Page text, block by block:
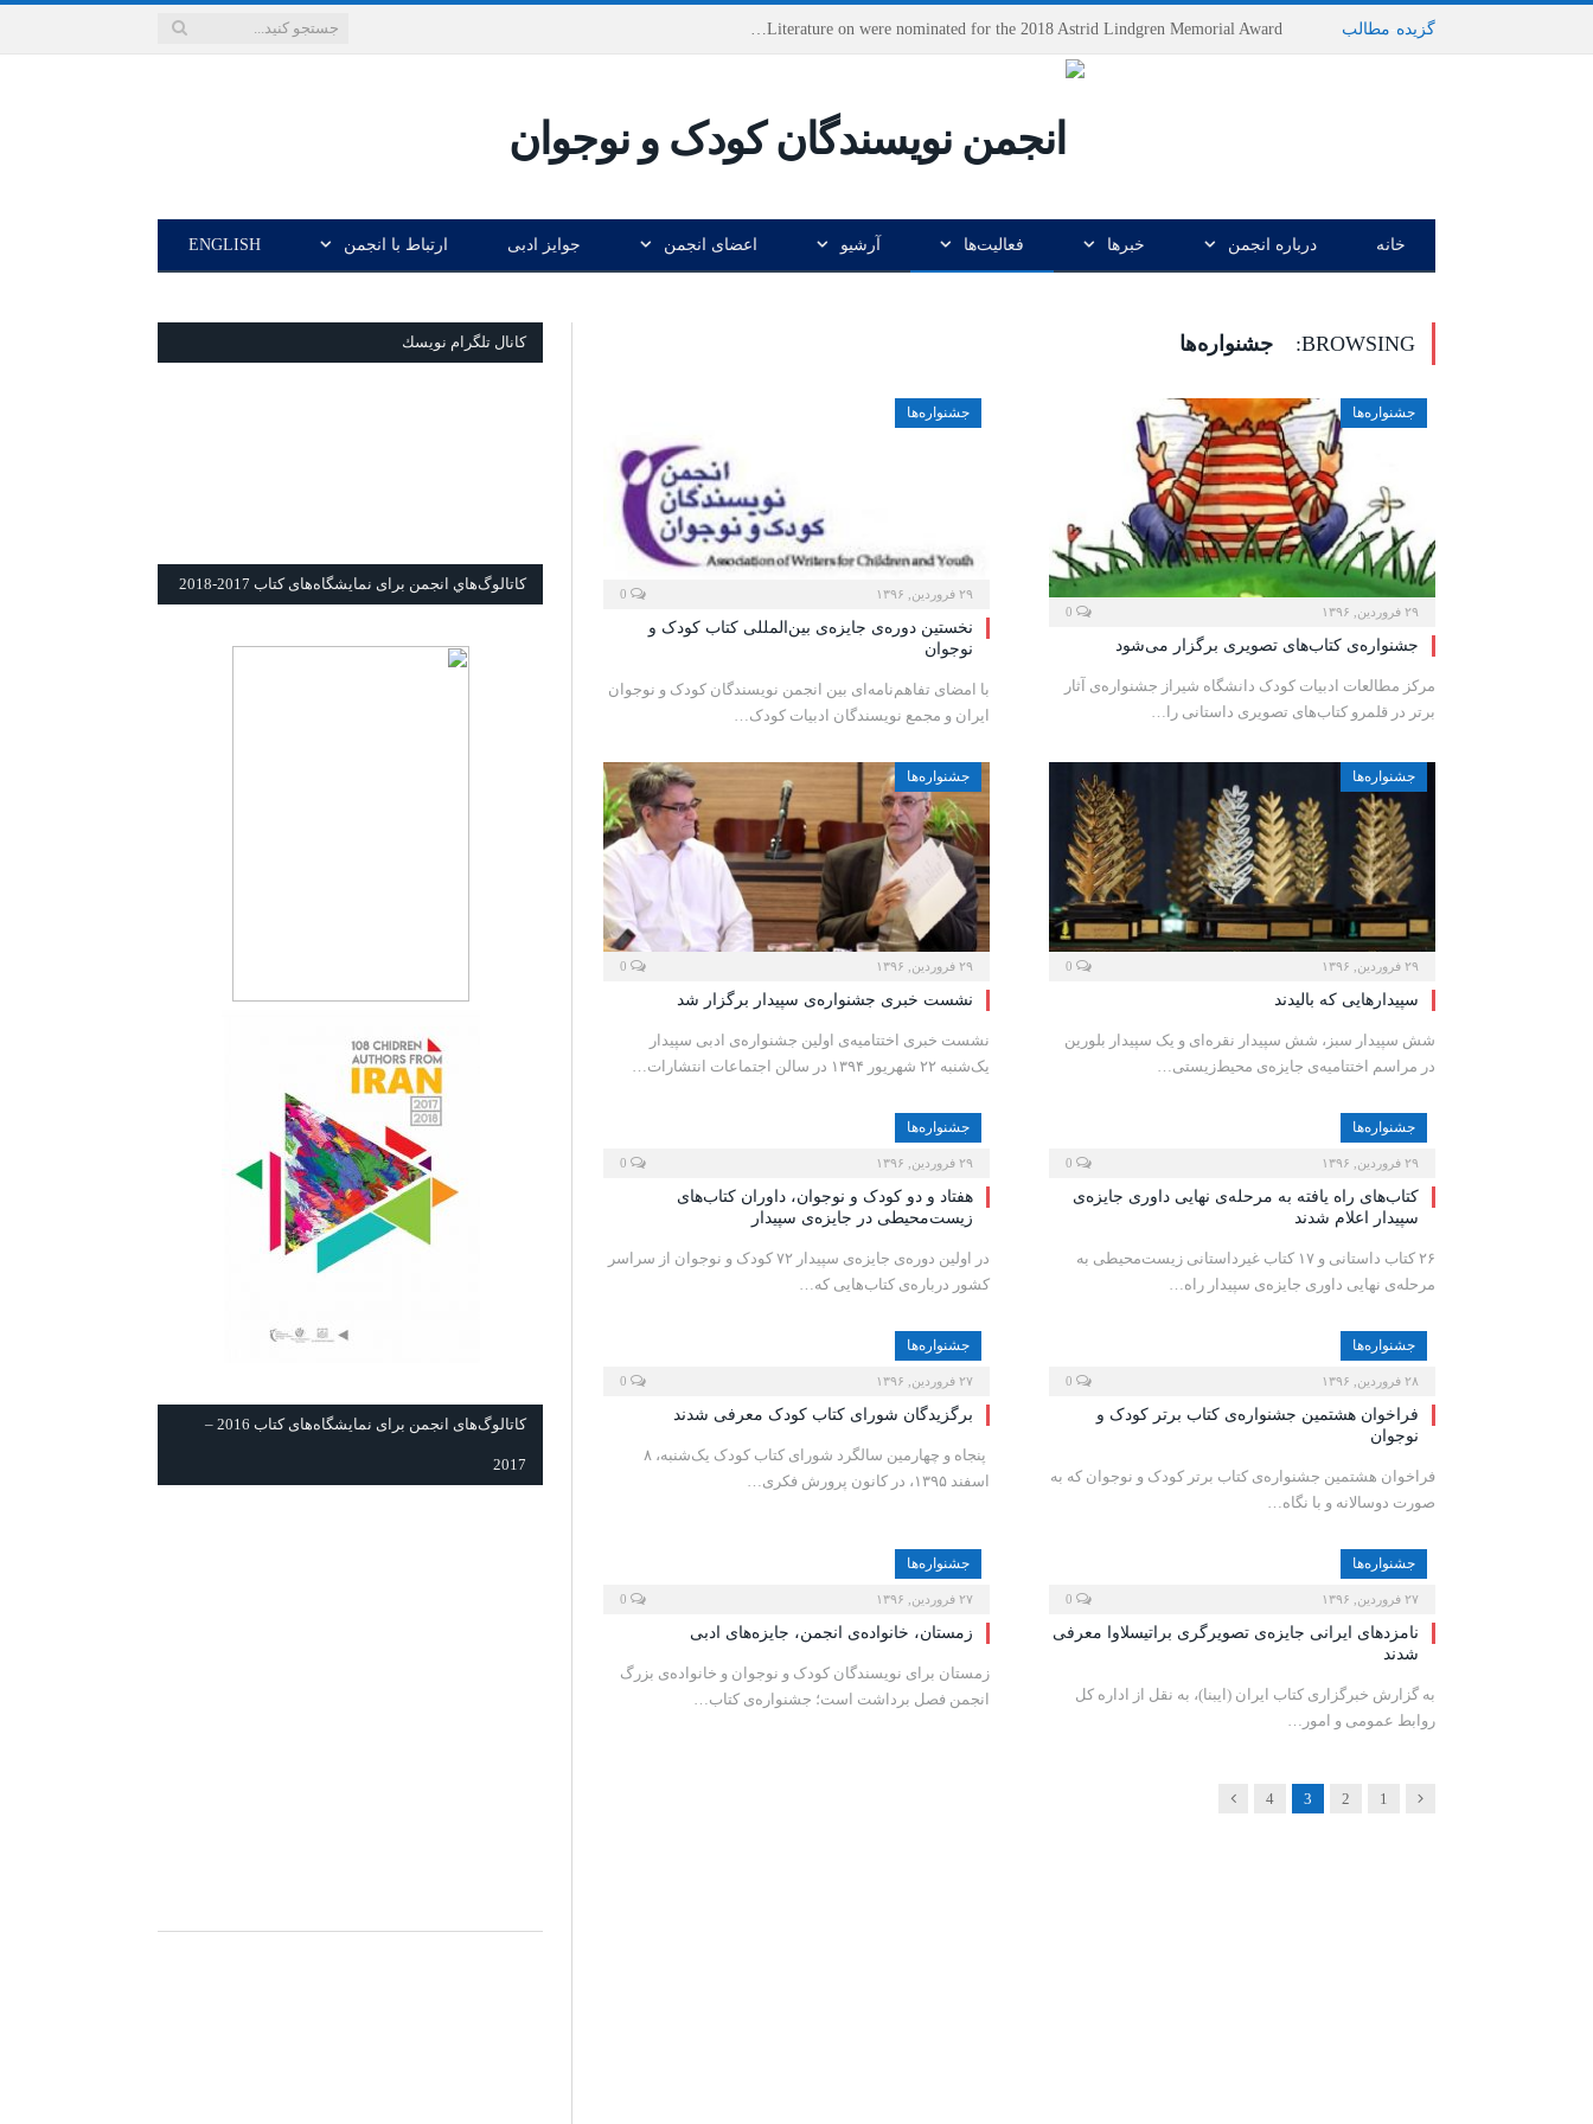
گزیده مطالب
خانه درباره انجمن خبرها فعالیت‌ها آرشیو اعضای انجمن جوایز ادبی ارتباط با انجمن ENGLISH
BROWSING: جشنواره‌ها
جشنواره‌ها
۲۹ فروردین, ۱۳۹۶
جشنواره‌ی کتاب‌های تصویری برگزار می‌شود
مرکز مطالعات ادبیات کودک دانشگاه شیراز جشنواره‌ی آثار
برتر در قلمرو کتاب‌های تصویری‌ داستانی را…
جشنواره‌ها
۲۹ فروردین, ۱۳۹۶
نخستین دوره‌ی جایزه‌ی بین‌المللی کتاب کودک و
نوجوان
با امضای تفاهم‌نامه‌ای بین انجمن نویسندگان کودک و نوجوان
ایران و مجمع نویسندگان ادبیات کودک…
جشنواره‌ها
۲۹ فروردین, ۱۳۹۶
سپیدارهایی که بالیدند
شش سپیدار سبز، شش سپیدار نقره‌ای و یک سپیدار بلورین
در مراسم اختتامیه‌ی جایزه‌ی محیط‌زیستی…
جشنواره‌ها
۲۹ فروردین, ۱۳۹۶
نشست خبری جشنواره‌ی سپیدار برگزار شد
نشست خبری اختتامیه‌ی اولین جشنواره‌ی ادبی سپیدار
یک‌شنبه ۲۲ شهریور ۱۳۹۴ در سالن اجتماعات انتشارات…
جشنواره‌ها
۲۹ فروردین, ۱۳۹۶
کتاب‌های راه یافته به مرحله‌ی نهایی داوری جایزه‌ی
سپیدار اعلام شدند
۲۶ کتاب داستانی و ۱۷ کتاب غیرداستانی زیست‌محیطی به
مرحله‌ی نهایی داوری جایزه‌ی سپیدار راه…
جشنواره‌ها
۲۹ فروردین, ۱۳۹۶
هفتاد و دو کودک و نوجوان، داوران کتاب‌های
زیست‌محیطی در جایزه‌ی سپیدار
در اولین دوره‌ی جایزه‌ی سپیدار ۷۲ کودک و نوجوان از سراسر
کشور درباره‌ی کتاب‌هایی که…
جشنواره‌ها
۲۸ فروردین, ۱۳۹۶
فراخوان هشتمین جشنواره‌ی کتاب برتر کودک و
نوجوان
فراخوان هشتمین جشنواره‌ی کتاب برتر کودک و نوجوان که به
صورت دوسالانه و با نگاه…
جشنواره‌ها
۲۷ فروردین, ۱۳۹۶
برگزیدگان شورای کتاب کودک معرفی شدند
پنجاه و چهارمین سالگرد شورای کتاب کودک یک‌شنبه، ۸
اسفند ۱۳۹۵، در کانون پرورش فکری…
جشنواره‌ها
۲۷ فروردین, ۱۳۹۶
نامزدهای ایرانی جایزه‌ی تصویرگری براتیسلاوا معرفی
شدند
به گزارش خبرگزاری کتاب ایران (ایبنا)، به نقل از اداره کل
روابط عمومی و امور…
جشنواره‌ها
۲۷ فروردین, ۱۳۹۶
زمستان، خانواده‌ی انجمن، جایزه‌های ادبی
زمستان برای نویسندگان کودک و نوجوان و خانواده‌ی بزرگ
انجمن فصل برداشت است؛ جشنواره‌ی کتاب…
Previous
1
2
3
4
Next
كانال تلگرام نويسك
كاتالوگ‌هاي انجمن برای نمايشگاه‌های كتاب 2017-2018
كاتالوگ‌های انجمن برای نمايشگاه‌های كتاب 2016 –
2017